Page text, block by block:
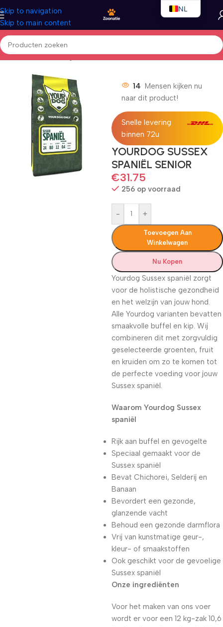
Skip to navigation
Skip to main content
Home/Honden/Droogvoer
14 Mensen kijken nu
naar dit product!
Snelle levering
binnen 72u
YOURDOG SUSSEX
SPANIËL SENIOR
€31.75
256 op voorraad
- +
Toevoegen Aan
Winkelwagen
Nu Kopen
Yourdog Sussex spaniël zorgt
voor de holistische gezondheid
en het welzijn van jouw hond.
Alle Yourdog varianten bevatten
smaakvolle buffel en kip. Wij
combineren dit met zorgvuldig
geselecteerde groenten, fruit
en kruiden om zo te komen tot
de perfecte voeding voor jouw
Sussex spaniël.
Waarom Yourdog Sussex
spaniël
Rijk aan buffel en gevogelte
Speciaal gemaakt voor de
Sussex spaniël
Bevat Chichorei, Selderij en
Banaan
Bevordert een gezonde,
glanzende vacht
Behoud een gezonde darmflora
Vrij van kunstmatige geur-,
kleur- of smaakstoffen
Ook geschikt voor de gevoelige
Sussex spaniël
Onze ingrediënten
Voor het maken van ons voer
wordt er voor een 12 kg-zak 10,6
NL